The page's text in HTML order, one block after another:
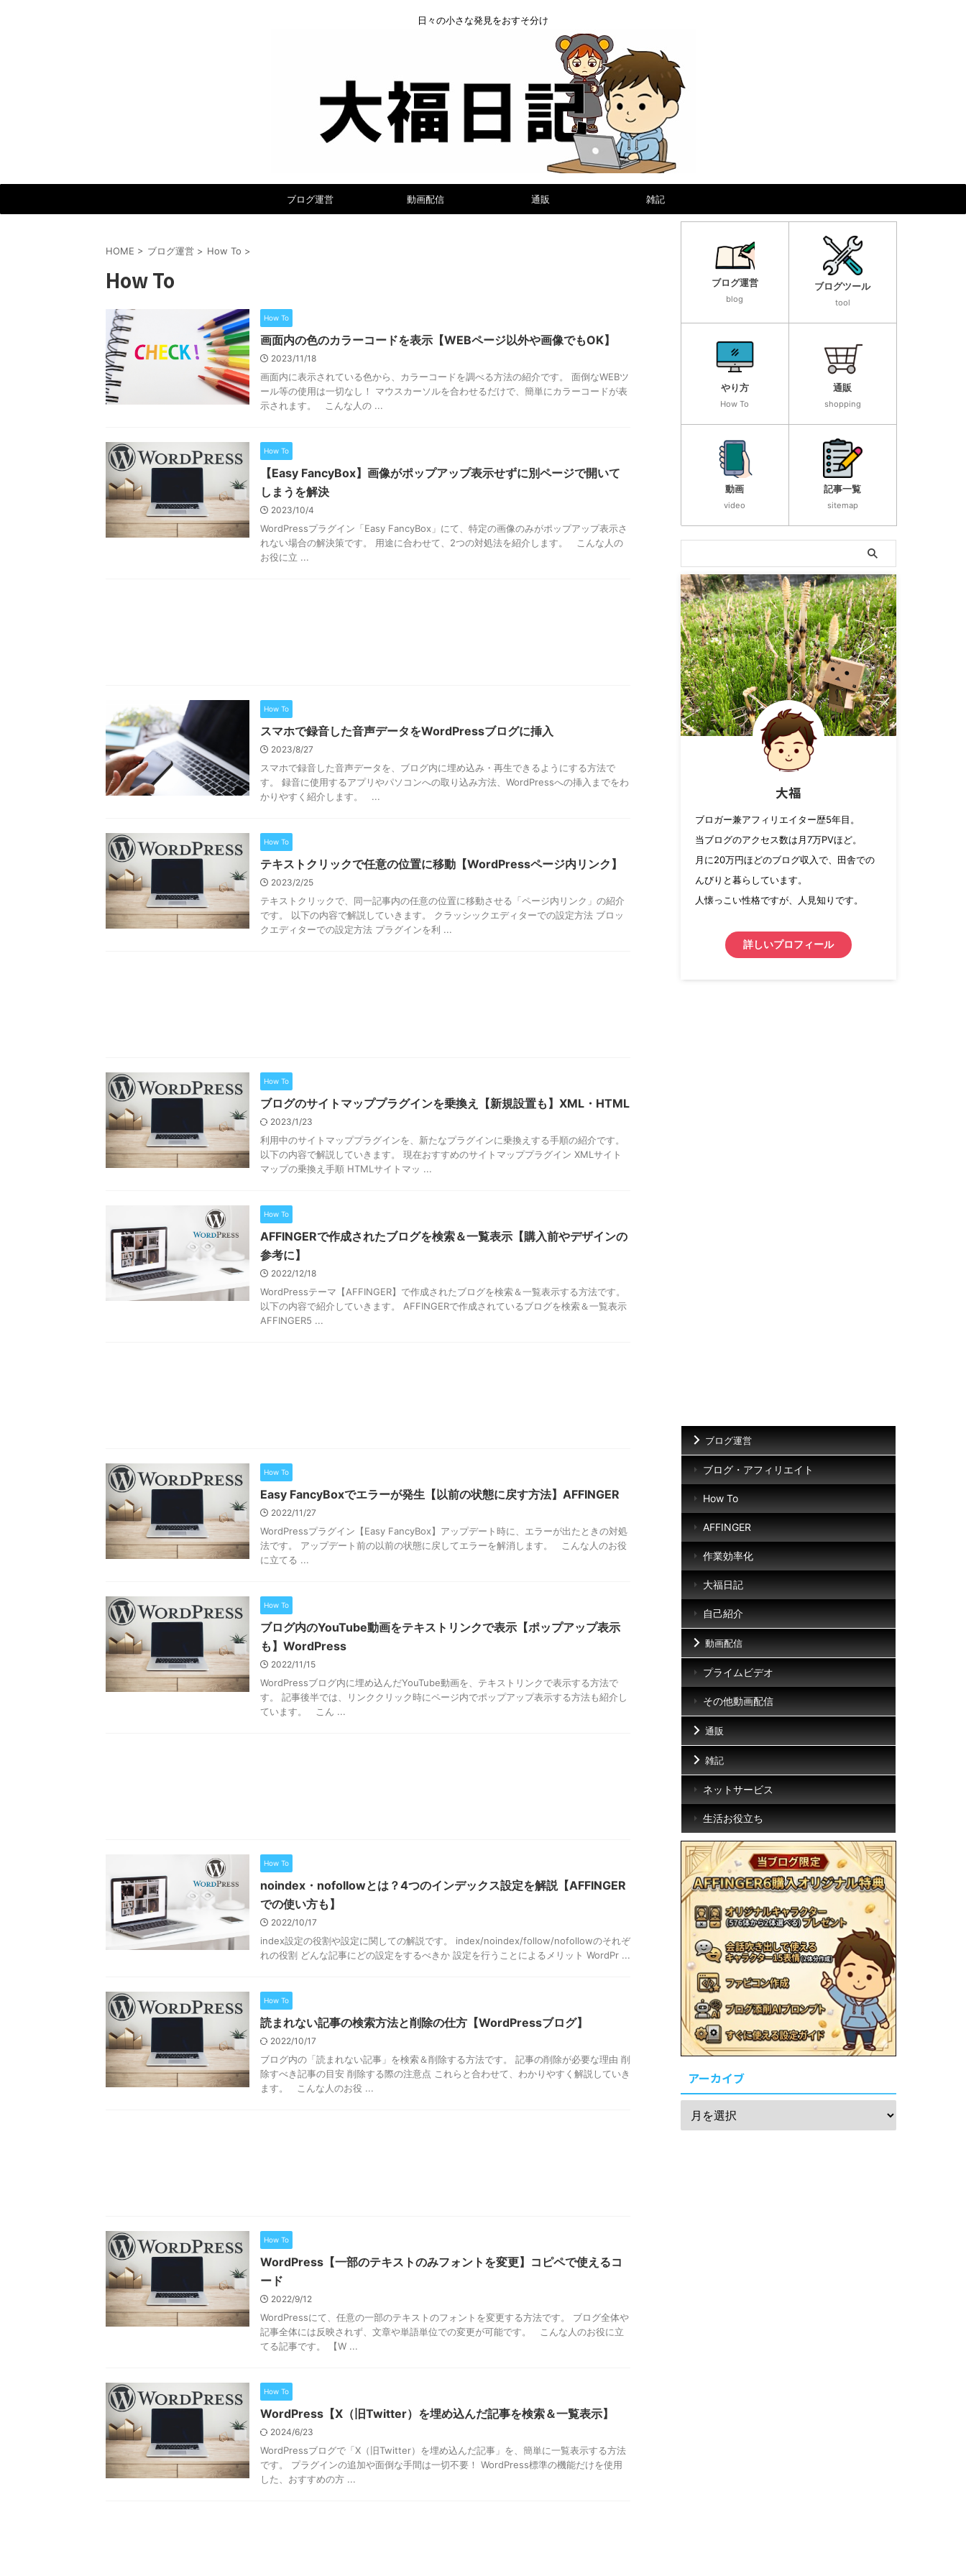
日々の小さな発見をおすそ分け
ブログ運営 動画配信 通販 雑記
HOME > ブログ運営 > How To >
How To
How To
画面内の色のカラーコードを表示【WEBページ以外や画像でもOK】
2023/11/18
画面内に表示されている色から、カラーコードを調べる方法の紹介です。 面倒なWEBツ
ール等の使用は一切なし！ マウスカーソルを合わせるだけで、簡単にカラーコードが表
示されます。 こんな人の ...
How To
【Easy FancyBox】画像がポップアップ表示せずに別ページで開いて
しまうを解決
2023/10/4
WordPressプラグイン「Easy FancyBox」にて、特定の画像のみがポップアップ表示さ
れない場合の解決策です。 用途に合わせて、2つの対処法を紹介します。 こんな人の
お役に立 ...
How To
スマホで録音した音声データをWordPressブログに挿入
2023/8/27
スマホで録音した音声データを、ブログ内に埋め込み・再生できるようにする方法で
す。 録音に使用するアプリやパソコンへの取り込み方法、WordPressへの挿入までをわ
かりやすく紹介します。 ...
How To
テキストクリックで任意の位置に移動【WordPressページ内リンク】
2023/2/25
テキストクリックで、同一記事内の任意の位置に移動させる「ページ内リンク」の紹介
です。 以下の内容で解説していきます。 クラッシックエディターでの設定方法 ブロッ
クエディターでの設定方法 プラグインを利 ...
How To
ブログのサイトマッププラグインを乗換え【新規設置も】XML・HTML
2023/1/23
利用中のサイトマッププラグインを、新たなプラグインに乗換えする手順の紹介です。
以下の内容で解説していきます。 現在おすすめのサイトマッププラグイン XMLサイト
マップの乗換え手順 HTMLサイトマッ ...
How To
AFFINGERで作成されたブログを検索＆一覧表示【購入前やデザインの
参考に】
2022/12/18
WordPressテーマ【AFFINGER】で作成されたブログを検索＆一覧表示する方法です。
以下の内容で紹介していきます。 AFFINGERで作成されているブログを検索＆一覧表示
AFFINGER5 ...
How To
Easy FancyBoxでエラーが発生【以前の状態に戻す方法】AFFINGER
2022/11/27
WordPressプラグイン【Easy FancyBox】アップデート時に、エラーが出たときの対処
法です。 アップデート前の以前の状態に戻してエラーを解消します。 こんな人のお役
に立てる ...
How To
ブログ内のYouTube動画をテキストリンクで表示【ポップアップ表示
も】WordPress
2022/11/15
WordPressブログ内に埋め込んだYouTube動画を、テキストリンクで表示する方法で
す。 記事後半では、リンククリック時にページ内でポップアップ表示する方法も紹介し
ています。 こん ...
How To
noindex・nofollowとは？4つのインデックス設定を解説【AFFINGER
での使い方も】
2022/10/17
index設定の役割や設定に関しての解説です。 index/noindex/follow/nofollowのそれぞ
れの役割 どんな記事にどの設定をするべきか 設定を行うことによるメリット WordPr ...
How To
読まれない記事の検索方法と削除の仕方【WordPressブログ】
2022/10/17
ブログ内の「読まれない記事」を検索＆削除する方法です。 記事の削除が必要な理由 削
除すべき記事の目安 削除する際の注意点 これらと合わせて、わかりやすく解説していき
ます。 こんな人のお役 ...
How To
WordPress【一部のテキストのみフォントを変更】コピペで使えるコ
ード
2022/9/12
WordPressにて、任意の一部のテキストのフォントを変更する方法です。 ブログ全体や
記事全体には反映されず、文章や単語単位での変更が可能です。 こんな人のお役に立
てる記事です。 【W ...
How To
WordPress【X（旧Twitter）を埋め込んだ記事を検索＆一覧表示】
2024/6/23
WordPressブログで「X（旧Twitter）を埋め込んだ記事」を、簡単に一覧表示する方法
です。 プラグインの追加や面倒な手間は一切不要！ WordPress標準の機能だけを使用
した、おすすめの方 ...
ブログ運営
blog
ブログツール
tool
やり方
How To
通販
shopping
動画
video
記事一覧
sitemap
大福
ブロガー兼アフィリエイター歴5年目。
当ブログのアクセス数は月7万PVほど。
月に20万円ほどのブログ収入で、田舎での
んびりと暮らしています。
人懐っこい性格ですが、人見知りです。
詳しいプロフィール
ブログ運営
ブログ・アフィリエイト
How To
AFFINGER
作業効率化
大福日記
自己紹介
動画配信
プライムビデオ
その他動画配信
通販
雑記
ネットサービス
生活お役立ち
アーカイブ